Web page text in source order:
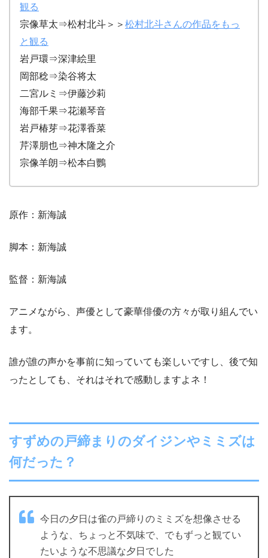
観る
宗像草太⇒松村北斗＞＞ 松村北斗さんの作品をもっ
と観る
岩戸環⇒深津絵里
岡部稔⇒染谷将太
二宮ルミ⇒伊藤沙莉
海部千果⇒花瀬琴音
岩戸椿芽⇒花澤香菜
芹澤朋也⇒神木隆之介
宗像羊朗⇒松本白鸚
原作：新海誠
脚本：新海誠
監督：新海誠
アニメながら、声優として豪華俳優の方々が取り組んでい
ます。
誰が誰の声かを事前に知っていても楽しいですし、後で知
ったとしても、それはそれで感動しますよネ！
すずめの戸締まりのダイジンやミミズは
何だった？
今日の夕日は雀の戸締りのミミズを想像させる
ような、ちょっと不気味で、でもずっと観てい
たいような不思議な夕日でした